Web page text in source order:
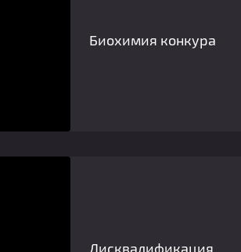
Биохимия конкура
Дисквалификация